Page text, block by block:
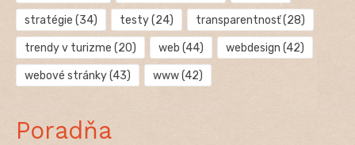
stratégie (34) testy(24) transparentnosť(28)
trendy v turizme (20) web (44) webdesign (42)
webové stránky(43) www(42)
Poradňa